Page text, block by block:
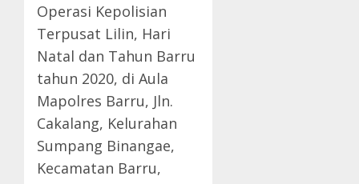
Operasi Kepolisian
Terpusat Lilin, Hari
Natal dan Tahun Barru
tahun 2020, di Aula
Mapolres Barru, Jln.
Cakalang, Kelurahan
Sumpang Binangae,
Kecamatan Barru,